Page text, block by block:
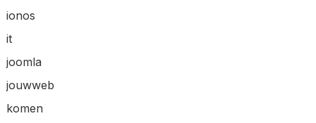
ionos
it
joomla
jouwweb
komen